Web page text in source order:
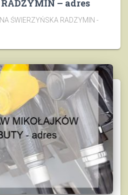
– adres
ŚWIERZYŃSKA RADZYMIN -